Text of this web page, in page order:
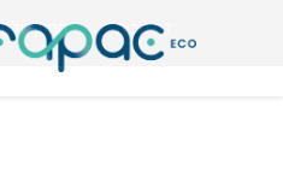
דף הבית החזון שלנו